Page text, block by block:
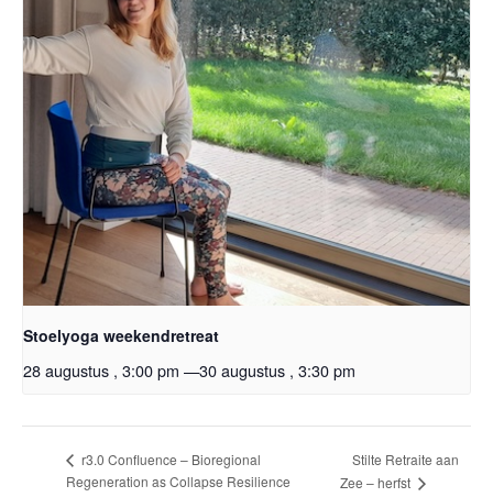
Stoelyoga weekendretreat
28 augustus , 3:00 pm —30 augustus , 3:30 pm
r3.0 Confluence – Bioregional
Regeneration as Collapse Resilience
Stilte Retraite aan
Zee – herfst